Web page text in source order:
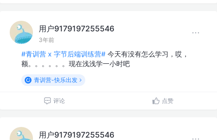
用户9179197255546
3年前
#青训营 x 字节后端训练营# 今天有没有怎么学习，哎，
额。。。。。。现在浅浅学一小时吧
青训营-快乐出发
评论 点赞
用户9179197255546